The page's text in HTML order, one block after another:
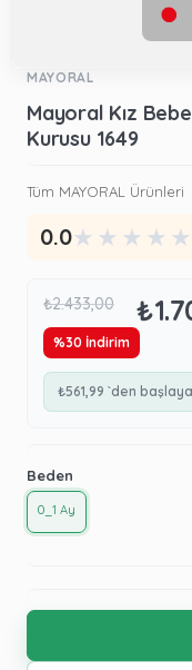
MAYORAL
Mayoral Kız
Kurusu 1649
Tüm MAYORAL Ürünleri
0.0★ ★ ★ ★ ★
₺2.433,00
%30 İndirim
₺561,99 `den
Beden
0_1 Ay